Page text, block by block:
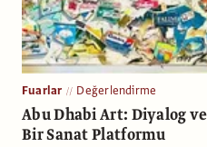
Fuarlar Değerlendirme
Abu Dhabi Art: Diyalog
Bir Sanat Platformu